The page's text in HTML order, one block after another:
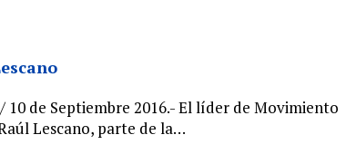
de Septiembre 2016.- El líder de Movimiento
Lescano, parte de la…